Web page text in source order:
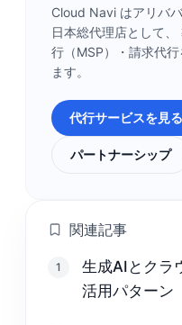
Cloud Navi はアリバ
日本総代理店として
行（MSP）・請求代
ます。
代行サービスを見る
パートナーシップ
関連記事
1
生成AIとクラ
活用パターン